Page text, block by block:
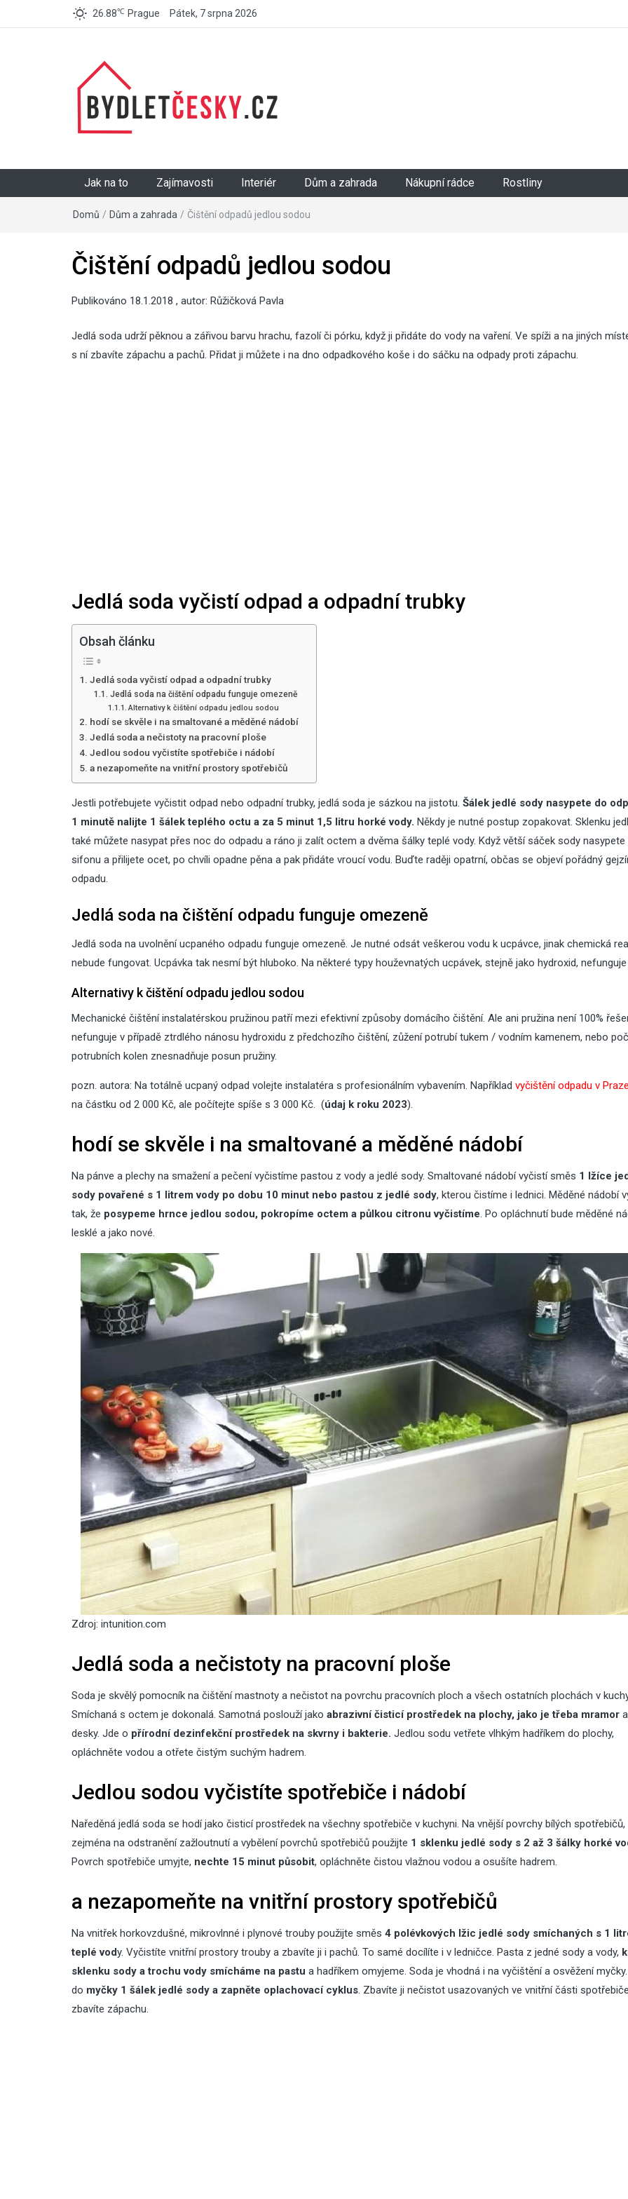
26.88℃ Prague Pátek, 7 srpna 2026
Jak na to Zajímavosti Interiér Dům a zahrada Nákupní rádce Rostliny
Domů / Dům a zahrada / Čištění odpadů jedlou sodou
Čištění odpadů jedlou sodou
Publikováno 18.1.2018 , autor: Růžičková Pavla
Jedlá soda udrží pěknou a zářivou barvu hrachu, fazolí či pórku, když ji přidáte do vody na vaření. Ve spíži a na jiných
s ní zbavíte zápachu a pachů. Přidat ji můžete i na dno odpadkového koše i do sáčku na odpady proti zápachu.
Jedlá soda vyčistí odpad a odpadní trubky
Obsah článku
Jedlá soda vyčistí odpad a odpadní trubky
Jedlá soda na čištění odpadu funguje omezeně
Alternativy k čištění odpadu jedlou sodou
hodí se skvěle i na smaltované a měděné nádobí
Jedlá soda a nečistoty na pracovní ploše
Jedlou sodou vyčistíte spotřebiče i nádobí
a nezapomeňte na vnitřní prostory spotřebičů
Jestli potřebujete vyčistit odpad nebo odpadní trubky, jedlá soda je sázkou na jistotu. Šálek jedlé sody nasypete do
1 minutě nalijte 1 šálek teplého octu a za 5 minut 1,5 litru horké vody. Někdy je nutné postup zopakovat. Sklenku
také můžete nasypat přes noc do odpadu a ráno ji zalít octem a dvěma šálky teplé vody. Když větší sáček sody nasypete
sifonu a přilijete ocet, po chvíli opadne pěna a pak přidáte vroucí vodu. Buďte raději opatrní, občas se objeví pořádný
odpadu.
Jedlá soda na čištění odpadu funguje omezeně
Jedlá soda na uvolnění ucpaného odpadu funguje omezeně. Je nutné odsát veškerou vodu k ucpávce, jinak chemická
nebude fungovat. Ucpávka tak nesmí být hluboko. Na některé typy houževnatých ucpávek, stejně jako hydroxid, nefunguje
Alternativy k čištění odpadu jedlou sodou
Mechanické čištění instalatérskou pružinou patří mezi efektivní způsoby domácího čištění. Ale ani pružina není 100%
nefunguje v případě ztrdlého nánosu hydroxidu z předchozího čištění, zůžení potrubí tukem / vodním kamenem, nebo
potrubních kolen znesnadňuje posun pružiny.
pozn. autora: Na totálně ucpaný odpad volejte instalatéra s profesionálním vybavením. Například vyčištění odpadu v Praze
na částku od 2 000 Kč, ale počítejte spíše s 3 000 Kč. (údaj k roku 2023).
hodí se skvěle i na smaltované a měděné nádobí
Na pánve a plechy na smažení a pečení vyčistíme pastou z vody a jedlé sody. Smaltované nádobí vyčistí směs 1 lžíce
sody povařené s 1 litrem vody po dobu 10 minut nebo pastou z jedlé sody, kterou čistíme i lednici. Měděné nádobí
tak, že posypeme hrnce jedlou sodou, pokropíme octem a půlkou citronu vyčistíme . Po opláchnutí bude měděné
lesklé a jako nové.
Zdroj: intunition.com
Jedlá soda a nečistoty na pracovní ploše
Soda je skvělý pomocník na čištění mastnoty a nečistot na povrchu pracovních ploch a všech ostatních plochách v
Smíchaná s octem je dokonalá. Samotná poslouží jako abrazivní čisticí prostředek na plochy, jako je třeba mramor
desky. Jde o přírodní dezinfekční prostředek na skvrny i bakterie. Jedlou sodu vetřete vlhkým hadříkem do plochy,
opláchněte vodou a otřete čistým suchým hadrem.
Jedlou sodou vyčistíte spotřebiče i nádobí
Naředěná jedlá soda se hodí jako čisticí prostředek na všechny spotřebiče v kuchyni. Na vnější povrchy bílých spotřebičů,
zejména na odstranění zažloutnutí a vybělení povrchů spotřebičů použijte 1 sklenku jedlé sody s 2 až 3 šálky horké
Povrch spotřebiče umyjte, nechte 15 minut působit, opláchněte čistou vlažnou vodou a osušíte hadrem.
a nezapomeňte na vnitřní prostory spotřebičů
Na vnitřek horkovzdušné, mikrovlnné i plynové trouby použijte směs 4 polévkových lžic jedlé sody smíchaných s 1
teplé vody. Vyčistíte vnitřní prostory trouby a zbavíte ji i pachů . To samé docílíte i v ledničce. Pasta z jedné sody a vody,
sklenku sody a trochu vody smícháme na pastu a hadříkem omyjeme. Soda je vhodná i na vyčištění a osvěžení
do myčky 1 šálek jedlé sody a zapněte oplachovací cyklus . Zbavíte ji nečistot usazovaných ve vnitřní části
zbavíte zápachu.
2026
27
Zateplení šikmé
střechy
Zahradní
která
Čvc
05
Jak zabezpečit dům před
odjezdem na dovolenou
Čvc
Zateplení
2025
10
Jaká světla se hodí do
kuchyně: Praktické tipy a
doporučení
2026
rostliny –
vydrží
Sirup z rýmovníku
Kvě
2026
Nová
2026:
dotace